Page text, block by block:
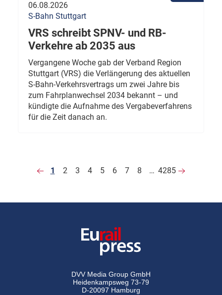
06.08.2026
S-Bahn Stuttgart
VRS schreibt SPNV- und RB-
Verkehre ab 2035 aus
Vergangene Woche gab der Verband Region
Stuttgart (VRS) die Verlängerung des aktuellen
S-Bahn-Verkehrsvertrags um zwei Jahre bis
zum Fahrplanwechsel 2034 bekannt – und
kündigte die Aufnahme des Vergabeverfahrens
für die Zeit danach an.
1 2 3 4 5 6 7 8 … 4285
DVV Media Group GmbH
Heidenkampsweg 73-79
D-20097 Hamburg